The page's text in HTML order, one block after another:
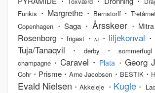
Funkis ・ Margrethe・ Bernstorff・
Copenhagen ・Saga・ Årsskeer・ Mitra
Rosenborg ・frigast ・AJ ・ liljekonval ・
Tuja/Tanaqvil ・ derby ・ sommerfugl
champagne ・Caravel・ Plata ・ Georg
Cohr・Prisme・Arne Jacobsen ・ BESTIK・
Evald Nielsen ・ Akkeleje ・ Kugle ・